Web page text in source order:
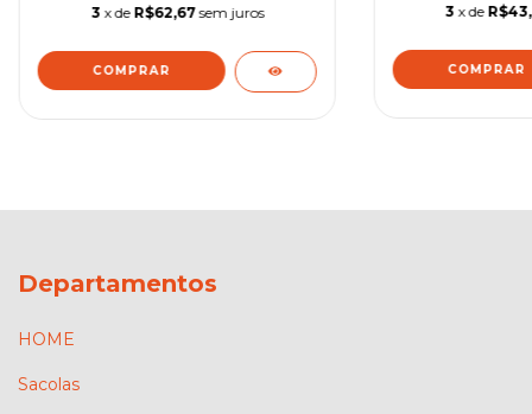
3 x de R$62,67 sem juros
COMPRAR
3 x de
COMPRAR
Departamentos
HOME
Sacolas